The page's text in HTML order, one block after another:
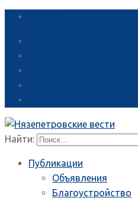
Найти:
Публикации
Объявления
Благоустройство